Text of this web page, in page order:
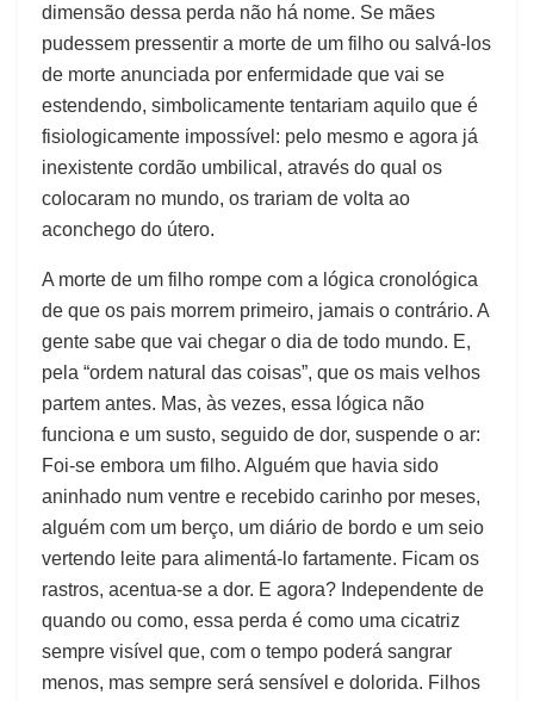
dimensão dessa perda não há nome. Se mães
pudessem pressentir a morte de um filho ou salvá-los
de morte anunciada por enfermidade que vai se
estendendo, simbolicamente tentariam aquilo que é
fisiologicamente impossível: pelo mesmo e agora já
inexistente cordão umbilical, através do qual os
colocaram no mundo, os trariam de volta ao
aconchego do útero.
A morte de um filho rompe com a lógica cronológica
de que os pais morrem primeiro, jamais o contrário. A
gente sabe que vai chegar o dia de todo mundo. E,
pela “ordem natural das coisas”, que os mais velhos
partem antes. Mas, às vezes, essa lógica não
funciona e um susto, seguido de dor, suspende o ar:
Foi-se embora um filho. Alguém que havia sido
aninhado num ventre e recebido carinho por meses,
alguém com um berço, um diário de bordo e um seio
vertendo leite para alimentá-lo fartamente. Ficam os
rastros, acentua-se a dor. E agora? Independente de
quando ou como, essa perda é como uma cicatriz
sempre visível que, com o tempo poderá sangrar
menos, mas sempre será sensível e dolorida. Filhos